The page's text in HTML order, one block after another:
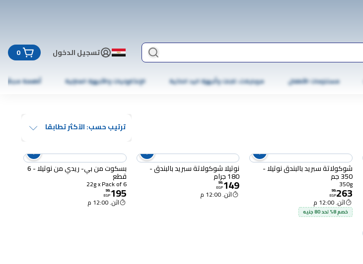
تسجيل الدخول 0
مستلزمات الأطفال موبايلات، تابلت وأجهزة اليد الذكية الإلكترونيات والأجهزة المنزلية أطعمة مجمّدة
ترتيب حسب: الآكثر تطابقا
شوكولاتة سبريد بالبندق نوتيلا -
350 جم
350g
263
.
99
EGP
اثن. 12:00 م
خصم 8% لحد 80 جنيه
نوتيلا شوكولاتة سبريد بالبندق -
180 جرام
149
.
99
EGP
اثن. 12:00 م
بسكوت من بي- ريدي من نوتيلا - 6
قطع
22g x Pack of 6
195
.
99
EGP
اثن. 12:00 م